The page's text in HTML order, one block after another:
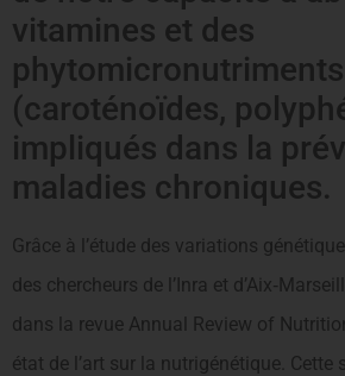
vitamines et des
phytomicronutriments
(caroténoïdes,
impliqués dans la
maladies chroniques.
Grâce à l’étude des variations
des chercheurs de l’Inra et
dans la revue Annual Review of
état de l’art sur la nutrigénétique. Cette